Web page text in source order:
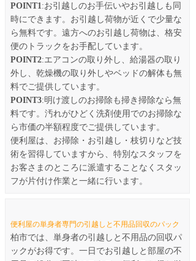
POINT1 :お引越しのお手伝いやお引越しも同
時にできます。お引越し荷物が近くで少量な
ら無料です。遠方へのお引越し荷物は、格安
便のトラックをお手配しています。
POINT2:エアコンの取り外し、給湯器の取り
外し、乾燥機の取り外しやベッドの解体も無
料でご提供しています。
POINT3:明け渡しのお掃除も掃き掃除なら無
料です。汚れがひどく洗剤使用でのお掃除な
ら市価の半額程度でご提供しています。
便利屋は、お掃除・お引越し・枝切りなど技
術を習得していますから、特別なスタッフを
お客さまのところに派遣することなくスタッ
フが片付け作業と一緒に行います。
便利屋の単身者専門の引越しと不用品回収のパック
柏市では、単身者の引越しと不用品の回収パ
ックがお得です。一日でお引越しと部屋の不